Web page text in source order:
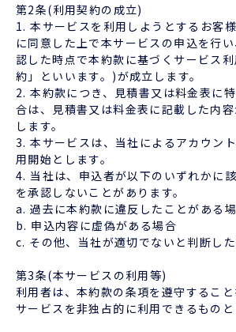
第2条(利用契約の成立)
1. 本サービスを利用しようとするお客
に同意した上で本サービスの申込を行
認した時点で本約款に基づくサービス
約」といいます。)が成立します。
2. 本約款につき、見積書又は料金表に
合は、見積書又は料金表に記載した内
します。
3. 本サービスは、当社によるアカウン
用開始とします。
4. 当社は、申込者が以下のいずれかに
を承認しないことがあります。
a. 過去に本約款に違反したことがある
b. 申込内容に虚偽がある場合
c. その他、当社が適切でないと判断し
第3条(本サービスの利用等)
利用者は、本約款の条項を遵守するこ
サービスを非独占的に利用できるものと